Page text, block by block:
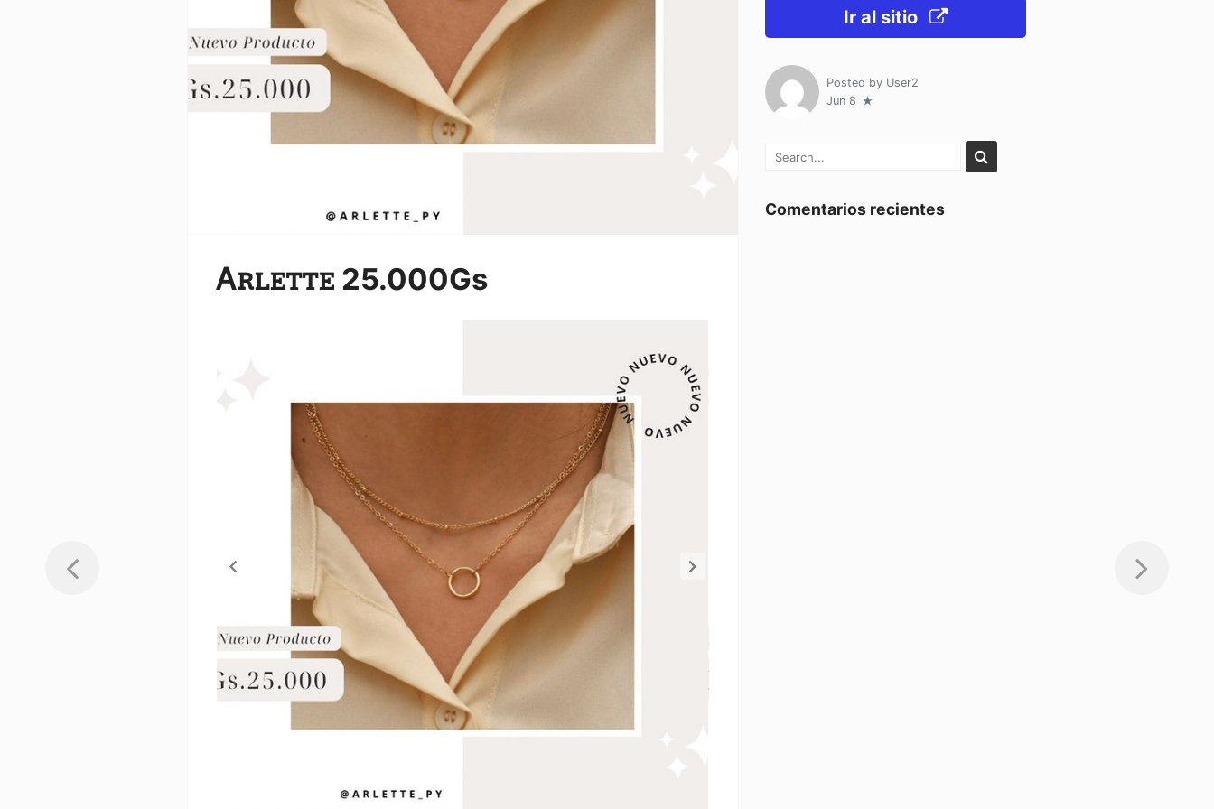
Ꭺꭱꮮꭼꭲꭲꭼ 25.000Gs
Ir al sitio
Posted by User2
Jun 8
Comentarios recientes